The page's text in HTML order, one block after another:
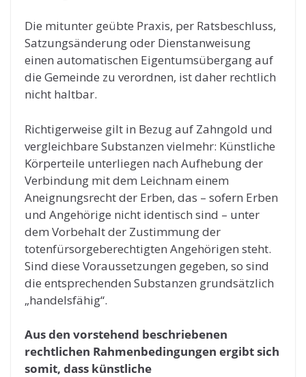
Die mitunter geübte Praxis, per Ratsbeschluss,
Satzungsänderung oder Dienstanweisung
einen automatischen Eigentumsübergang auf
die Gemeinde zu verordnen, ist daher rechtlich
nicht haltbar.
Richtigerweise gilt in Bezug auf Zahngold und
vergleichbare Substanzen vielmehr: Künstliche
Körperteile unterliegen nach Aufhebung der
Verbindung mit dem Leichnam einem
Aneignungsrecht der Erben, das – sofern Erben
und Angehörige nicht identisch sind – unter
dem Vorbehalt der Zustimmung der
totenfürsorgeberechtigten Angehörigen steht.
Sind diese Voraussetzungen gegeben, so sind
die entsprechenden Substanzen grundsätzlich
„handelsfähig“.
Aus den vorstehend beschriebenen
rechtlichen Rahmenbedingungen ergibt sich
somit, dass künstliche